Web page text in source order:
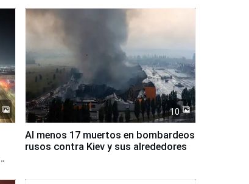
10
Al menos 17 muertos en bombardeos
rusos contra Kiev y sus alrededores